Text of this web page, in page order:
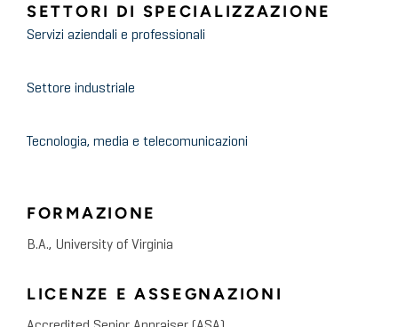
SETTORI DI SPECIALIZZAZIONE
Servizi aziendali e professionali
Settore industriale
Tecnologia, media e telecomunicazioni
FORMAZIONE
B.A., University of Virginia
LICENZE E ASSEGNAZIONI